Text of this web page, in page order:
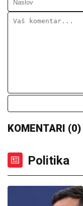
KOMENTARI (0)
Politika